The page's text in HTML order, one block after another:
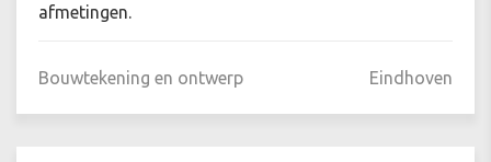
afmetingen.
Bouwtekening en ontwerp Eindhoven